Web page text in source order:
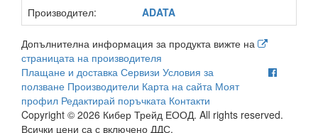
Производител:
ADATA
Допълнителна информация за продукта вижте на
страницата на производителя
Плащане и доставка Сервизи Условия за
ползване Производители Карта на сайта Моят
профил Редактирай поръчката Контакти
Copyright © 2026 Кибер Трейд ЕООД. All rights reserved.
Всички цени са с включено ДДС.